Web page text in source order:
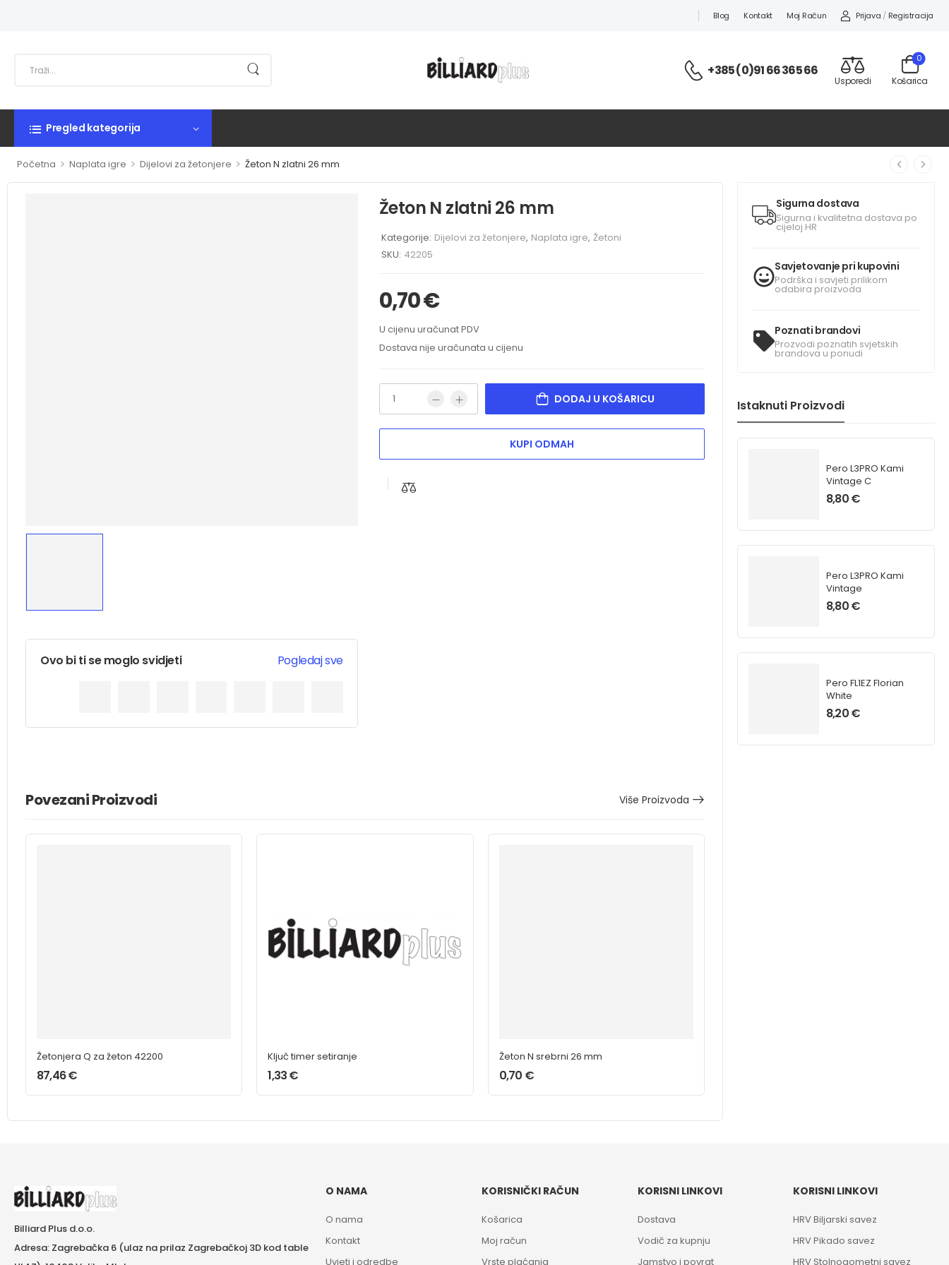
Blog Kontakt Moj Račun Prijava / Registracija
+385 (0)91 66 365 66
Usporedi Košarica
0
Pregled kategorija
Početna > Naplata igre > Dijelovi za žetonjere > Žeton N zlatni 26 mm
Sigurna dostava
Sigurna i kvalitetna dostava po
cijeloj HR
Savjetovanje pri kupovini
Podrška i savjeti prilikom
odabira proizvoda
Poznati brandovi
Prozvodi poznatih svjetskih
brandova u ponudi
Istaknuti Proizvodi
Pero L3PRO Kami
Vintage C
8,80€
Pero L3PRO Kami
Vintage
8,80€
Pero FL1EZ Florian
White
8,20€
Ovo bi ti se moglo svidjeti Pogledaj sve
Žeton N zlatni 26 mm
Kategorije: Dijelovi za žetonjere, Naplata igre, Žetoni
SKU: 42205
0,70€
U cijenu uračunat PDV
Dostava nije uračunata u cijenu
DODAJ U KOŠARICU
KUPI ODMAH
Povezani Proizvodi Više Proizvoda
Žetonjera Q za žeton 42200
87,46€
Ključ timer setiranje
1,33€
Žeton N srebrni 26 mm
0,70 €
Billiard Plus d.o.o.
Adresa: Zagrebačka 6 (ulaz na prilaz Zagrebačkoj 3D kod table
O NAMA
O nama
Kontakt
Uvjeti i odredbe
KORISNIČKI RAČUN
Košarica
Moj račun
Vrste plaćanja
KORISNI LINKOVI
Dostava
Vodič za kupnju
Jamstvo i povrat
KORISNI LINKOVI
HRV Biljarski savez
HRV Pikado savez
HRV Stolnogometni savez